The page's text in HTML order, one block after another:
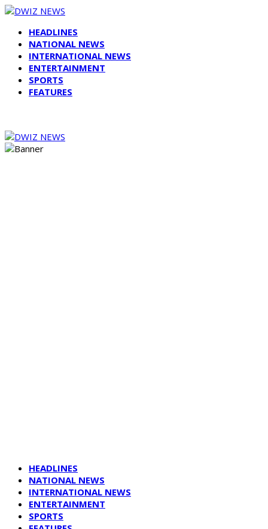
HEADLINES
NATIONAL NEWS
INTERNATIONAL NEWS
ENTERTAINMENT
SPORTS
FEATURES
HEADLINES
NATIONAL NEWS
INTERNATIONAL NEWS
ENTERTAINMENT
SPORTS